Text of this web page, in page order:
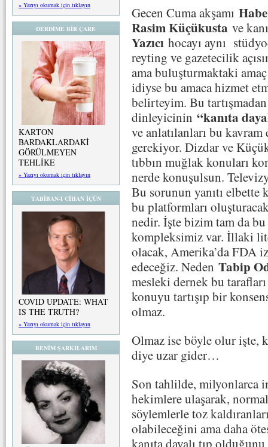
» Yazıyı okumak için tıklayın
DERDİME BİR ÇARE
KARTON
BARDAKLARDAKİ
GÖRÜLMEYEN
TEHLİKE
» Yazıyı okumak için tıklayın
TABİBAN-I CİHAN İÇÜN
COVID UPDATE: WHAT
IS THE TRUTH?
» Yazıyı okumak için tıklayın
BENİM ŞARKILARIM
Gecen Cuma akşamı
Rasim Küçükusta ve
Yazıcı hocayı aynı
reyting ve gazetecilik
ama buluşturmaktaki
idiyse bu amaca hizmet
belirteyim. Bu
dinleyicinin “kanıta
ve anlatılanları bu
gerekiyor. Dizdar ve
tıbbın muğlak konuları
nerde konuşulsun.
Bu sorunun yanıtı
bu platformları
nedir. İşte bizim tam da
kompleksimiz var. İllaki
olacak, Amerika’da FDA
edeceğiz. Neden Tabip
mesleki dernek bu
konuyu tartışıp bir
olmaz.
Olmaz ise böyle olur işte,
diye uzar gider…
Son tahlilde, milyonlarca
hekimlere ulaşarak,
söylemlerle toz
olabileceğini ama daha
kanıta dayalı tıp